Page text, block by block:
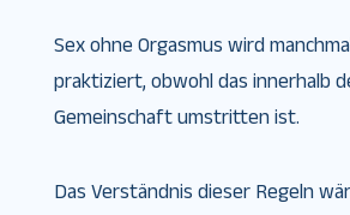
Sex ohne Orgasmus wird
praktiziert, obwohl das innerhalb
Gemeinschaft umstritten ist.
Das Verständnis dieser Regeln